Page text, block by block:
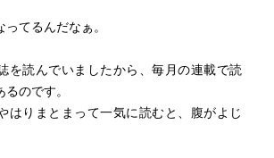
てるんだなぁ。
を読んでいましたから、毎月の連載で読
のです。
はりまとまって一気に読むと、腹がよじ